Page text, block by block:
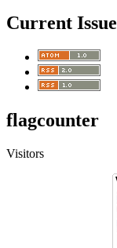
Current Issue
flagcounter
Visitors